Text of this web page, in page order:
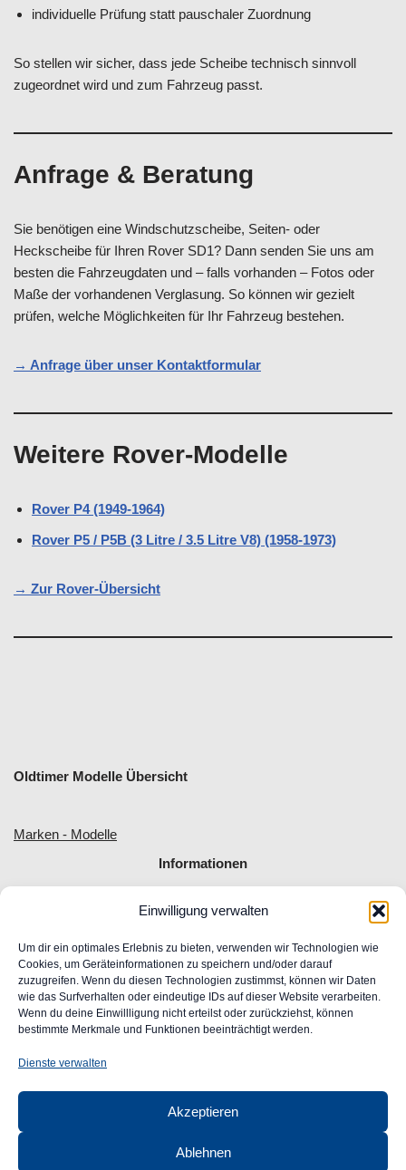
Einwilligung verwalten
Um dir ein optimales Erlebnis zu bieten, verwenden wir Technologien wie
Cookies, um Geräteinformationen zu speichern und/oder darauf
zuzugreifen. Wenn du diesen Technologien zustimmst, können wir Daten
wie das Surfverhalten oder eindeutige IDs auf dieser Website verarbeiten.
Wenn du deine Einwillligung nicht erteilst oder zurückziehst, können
bestimmte Merkmale und Funktionen beeinträchtigt werden.
Dienste verwalten
Akzeptieren
Ablehnen
individuelle Prüfung statt pauschaler Zuordnung
So stellen wir sicher, dass jede Scheibe technisch sinnvoll
zugeordnet wird und zum Fahrzeug passt.
Anfrage & Beratung
Sie benötigen eine Windschutzscheibe, Seiten- oder
Heckscheibe für Ihren Rover SD1? Dann senden Sie uns am
besten die Fahrzeugdaten und – falls vorhanden – Fotos oder
Maße der vorhandenen Verglasung. So können wir gezielt
prüfen, welche Möglichkeiten für Ihr Fahrzeug bestehen.
→ Anfrage über unser Kontaktformular
Weitere Rover-Modelle
Rover P4 (1949-1964)
Rover P5 / P5B (3 Litre / 3.5 Litre V8) (1958-1973)
→ Zur Rover-Übersicht
Oldtimer Modelle Übersicht
Marken - Modelle
Informationen
Allgemeine Geschäftsbedingungen
Impressum
Widerrufsrecht
Datenschutz
FAQ
Unser Engagement für Barrierefreiheit im Web
Ansprechpartner
CLASSIC AUTOGLAS